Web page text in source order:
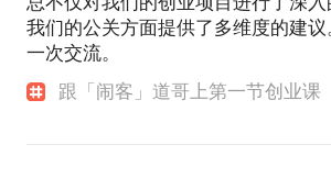
我们的公关方面提供了多维度的建
一次交流。
跟「闹客」道哥上第一节创业课